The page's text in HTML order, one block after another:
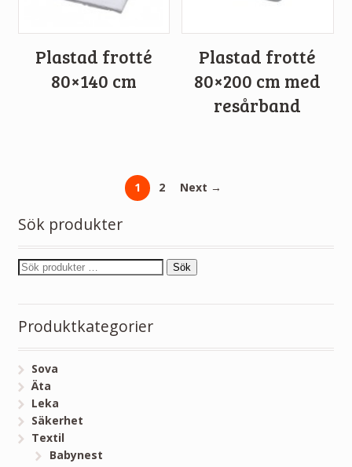
Plastad frotté
80×140 cm
Plastad frotté
80×200 cm med
resårband
1 2 Next →
Sök produkter
Sök
Produktkategorier
Sova
Äta
Leka
Säkerhet
Textil
Babynest